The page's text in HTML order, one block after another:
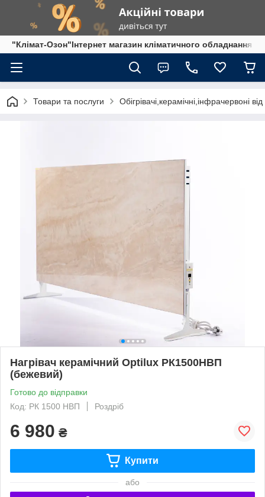
"Клімат-Озон"Інтернет магазин кліматичного обладнання
Товари та послуги Обігрівачі,керамічні,інфрачервоні
Нагрівач керамічний Optilux РК1500НВП
(бежевий)
Готово до відправки
Код: РК 1500 НВП
Роздріб
6 980 ₴
Купити
або